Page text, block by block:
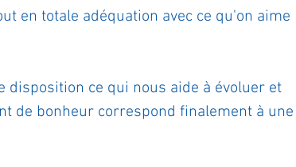
en totale adéquation avec ce qu'on aime
ce qui nous aide à évoluer et
de bonheur correspond finalement à une